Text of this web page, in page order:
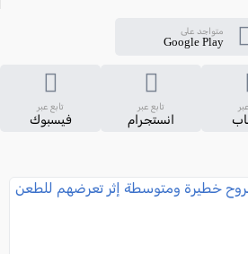
متواجد على
Google Play
تابع عبر
انستجرام
تابع عبر
فيسبوك